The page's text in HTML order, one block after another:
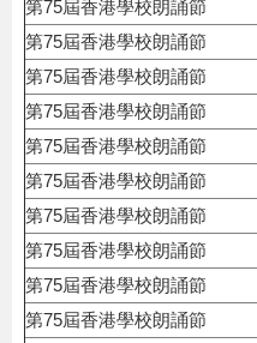
第75屆香港學校朗誦節
第75屆香港學校朗誦節
第75屆香港學校朗誦節
第75屆香港學校朗誦節
第75屆香港學校朗誦節
第75屆香港學校朗誦節
第75屆香港學校朗誦節
第75屆香港學校朗誦節
第75屆香港學校朗誦節
第75屆香港學校朗誦節